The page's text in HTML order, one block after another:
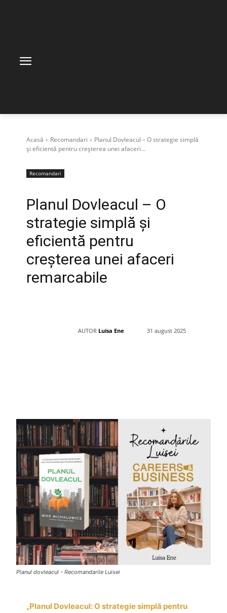
Acasă Recomandari
Planul Dovleacul – O strategie simplă
și eficientă pentru creșterea unei afaceri...
Recomandari
Planul Dovleacul – O
strategie simplă și
eficientă pentru
creșterea unei afaceri
remarcabile
AUTOR Luisa Ene 31 august 2025
Planul dovleacul - Recomandarile Luisei
„Planul Dovleacul: O strategie simplă pentru